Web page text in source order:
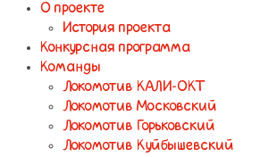
О проекте
История проекта
Конкурсная программа
Команды
Локомотив КАЛИ-ОКТ
Локомотив Московский
Локомотив Горьковский
Локомотив Куйбышевский